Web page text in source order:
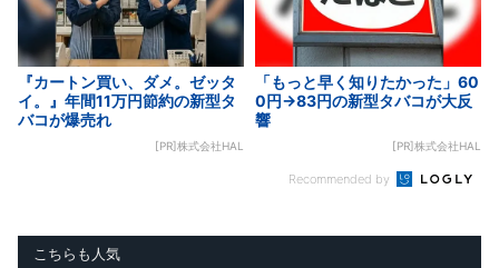
『カートン買い、ダメ。ゼッタ
イ。』年間11万円節約の新型タ
バコが爆売れ
[PR]株式会社HAL
「もっと早く知りたかった」60
0円→83円の新型タバコが大反
響
[PR]株式会社HAL
Recommended by
こちらも人気